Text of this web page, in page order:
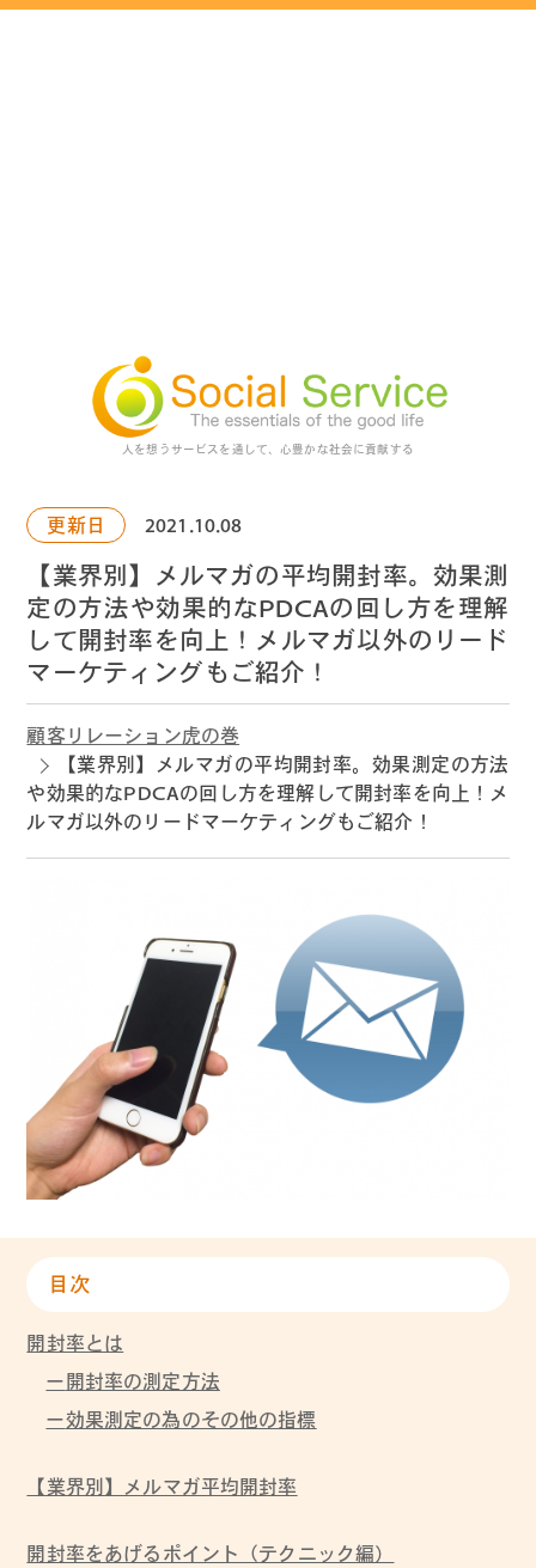
人を想うサービスを通して、心豊かな社会に貢献する
更新日 2021.10.08
【業界別】メルマガの平均開封率。効果測
定の方法や効果的なPDCAの回し方を理解
して開封率を向上！メルマガ以外のリード
マーケティングもご紹介！
顧客リレーション虎の巻
【業界別】メルマガの平均開封率。効果測定の方法
や効果的なPDCAの回し方を理解して開封率を向上！メ
ルマガ以外のリードマーケティングもご紹介！
目次
開封率とは
開封率の測定方法
効果測定の為のその他の指標
【業界別】メルマガ平均開封率
開封率をあげるポイント（テクニック編）